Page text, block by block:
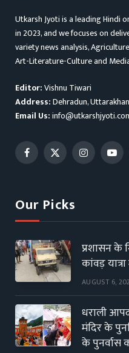
Utkarsh Jyoti is a leading Hindi
in 2023, and we focuses on
variety news analysis,
Art-Literature-Culture and
Editor:Vishnu Tiwari
Address:Dehradun,
Email Us:
Facebook
X
Instagram
Our Picks
प्रशासन के
कांवड़
AUGUST 6,
धराली
मंदिर के
के पुनर्वास